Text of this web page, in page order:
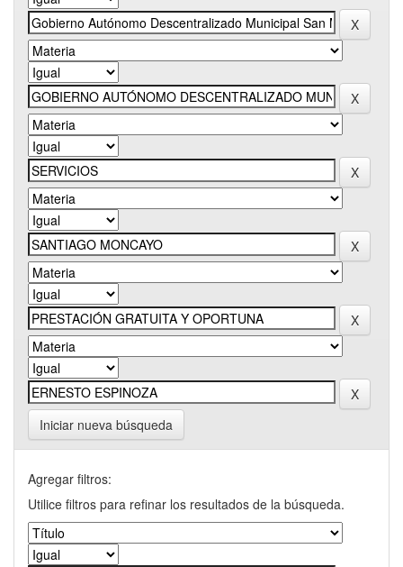
Iniciar nueva búsqueda
Agregar filtros:
Utilice filtros para refinar los resultados de la búsqueda.